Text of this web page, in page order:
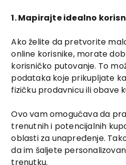
1. Mapirajte idealno
Ako želite da pretvorite
online korisnike, morate
korisničko putovanje. To
podataka koje prikupljate
fizičku prodavnicu ili obave
Ovo vam omogućava da
trenutnih i potencijalnih
oblasti za unapređenje.
da im šaljete
trenutku.